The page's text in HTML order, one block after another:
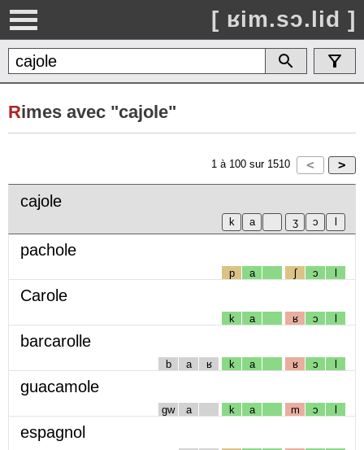
[ ʁim.sɔ.lid ]
Rimes avec "cajole"
1 à 100 sur 1510
cajole
pachole
p a ʃ ɔ l
Carole
k a ʁ ɔ l
barcarolle
b a ʁ k a ʁ ɔ l
guacamole
gw a k a m ɔ l
espagnol